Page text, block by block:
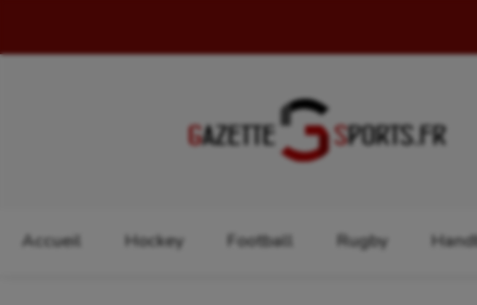
Accueil Hockey Football Rugby